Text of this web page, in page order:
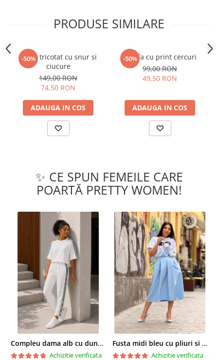
PRODUSE SIMILARE
-50%
Guler tricotat cu snur si
ciucure
149,00 RON
74,50 RON
ADAUGA IN COS
-50%
Esarfa cu print cercuri
99,00 RON
49,50 RON
ADAUGA IN COS
✨ CE SPUN FEMEILE CARE
POARTĂ PRETTY WOMEN!
Compleu dama alb cu dungi laterale in nuante de verde si negru
Achizitie verificata
Fusta midi bleu cu pliuri si buzunare
Achizitie verificata